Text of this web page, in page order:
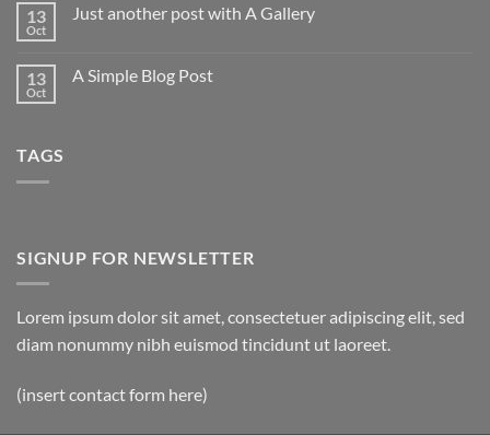
Welcome
13
Oct
Just another post with A Gallery
Just
13
Oct
A Simple Blog Post
TAGS
SIGNUP FOR NEWSLETTER
Lorem ipsum dolor sit amet, consectetuer adipiscing elit, sed
diam nonummy nibh euismod tincidunt ut laoreet.
(insert contact form here)